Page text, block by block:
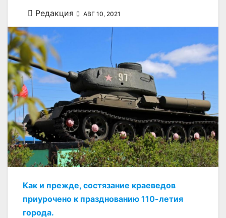
Редакция АВГ 10, 2021
Как и прежде, состязание краеведов
приурочено к празднованию 110-летия
города.